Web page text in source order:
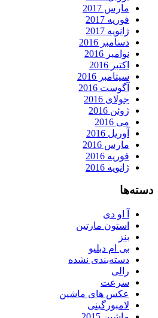
مارس 2017
فوریه 2017
ژانویه 2017
دسامبر 2016
نوامبر 2016
اکتبر 2016
سپتامبر 2016
آگوست 2016
جولای 2016
ژوئن 2016
می 2016
آوریل 2016
مارس 2016
فوریه 2016
ژانویه 2016
دسته‌ها
آ او دی
استون مارتین
بنز
بی ام دبلیو
دسته‌بندی نشده
رالی
سرعت
عکس های ماشین
لامبورگینی